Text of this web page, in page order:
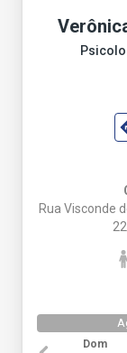
Rua Visconde
Dom